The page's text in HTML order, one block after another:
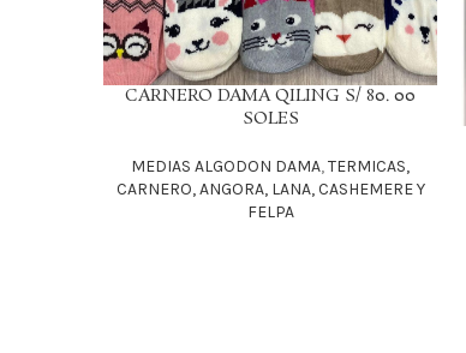
LEER MÁS
CARNERO DAMA QILING S/ 80. 00
SOLES
MEDIAS ALGODON DAMA,TERMICAS,
CARNERO, ANGORA, LANA, CASHEMERE Y
FELPA